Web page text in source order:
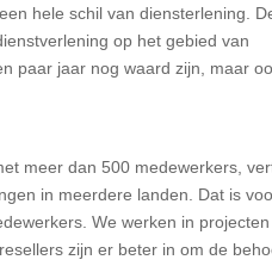
hele schil van diensterlening.
op het gebied van
paar jaar nog waard zijn, maar
meer dan 500 medewerkers,
in meerdere landen. Dat is
We werken in projecten
zijn er beter in om de